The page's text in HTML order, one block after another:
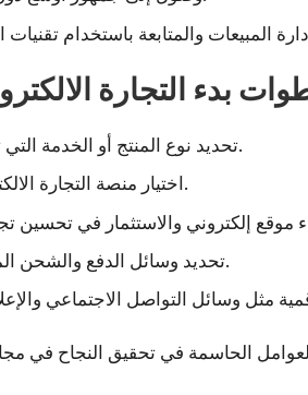
بدء التجارة
تحديد نوع المنتج أو الخدمة التي ترغب في بيعها.
اختيار منصة التجارة الالكترونية المناسبة.
تحديد وسائل الدفع والشحن المناسبة لعملائك.